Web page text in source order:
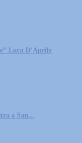
Luca D’Aprile
a San...